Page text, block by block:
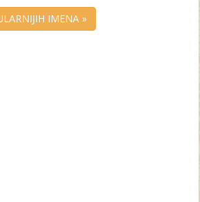
IMENA »